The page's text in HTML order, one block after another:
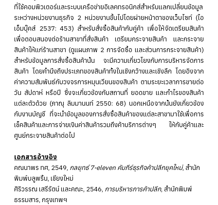
ที่ใช้คอมพิวเตอร์และระบบเครือข่ายอิเลคทรอนิกส์สำหรับแลกเปลี่ยนข้อมูล
ระหว่างหน่วยงานธุรกิจ 2 หน่วยงานขึ้นไปโดยผ่ายหน้าตาของเว็บไซท์ (ไอ
เอ็มบุ๊คส์ 2537: 453) สำหรับสั่งซื้อสินค้ากับคู่ค้า เพื่อให้จัดเตรียมสินค้า
เพื่อตอบสนองต่อร้านสาขาที่สั่งสินค้า เตรียมกระจายสินค้า และกระจาย
สินค้าให้แก่ร้านสาขา (ดูแผนภาพ 2 การจัดซื้อ และส่วนการกระจายสินค้า)
สำหรับข้อมูลการสั่งซื้อสินค้านั้น จะมีความเกี่ยวโยงกับการบริหารจัดการ
สินค้า โดยคำนึงถึงประเภทของสินค้าทั้งในเชิงกว้างและเชิงลึก โดยอิงจาก
ค่าความสัมพันธ์กับวงจรการหมุนเวียนของสินค้า ตามระยะเวลาการขายต่อ
วัน สัปดาห์ หรือปี ซึ่งจะเกี่ยวข้องกับสถานที่ ยอดขาย และกำไรของสินค้า
แต่ละตัวด้วย (ภาณุ ลิมมานนท์ 2550: 68) นอกเหนือจากนั้นยังเกี่ยวข้อง
กับงานบัญชี ที่จะนำข้อมูลของการสั่งซื้อสินค้าของแต่ละสาขามาใช้เพื่อการ
เช็คสินค้าและการจ่ายเงินค่าสินค้ารวมถึงค้าบริการต่างๆ ให้กับคู่ค้าและ
ศูนย์กระจายสินค้าต่อไป
เอกสารอ้างอิง
คณนาพร ทศ, 2549, กลยุทธ์ 7-eleven คัมภีร์ธุรกิจค้าปลีกยุคใหม่, สำนัก
พิมพ์บลูพริ้น, เชียงใหม่
ศิริวรรณ เสรีรัตน์ และคณะ, 2546, การบริหารการค้าปลีก, สำนักพิมพ์
ธรรมสาร, กรุงเทพฯ